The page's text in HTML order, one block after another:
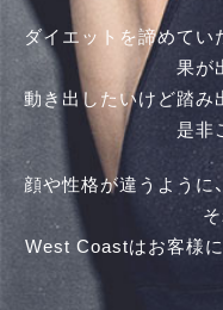
ダイエットを諦めてい
果が
動き出したいけど踏み
是⾮
顔や性格が違うように
West Coastはお客様